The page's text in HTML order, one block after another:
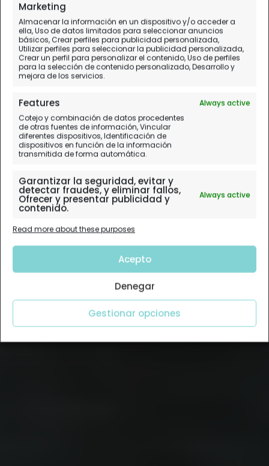
Marketing
Almacenar la información en un dispositivo y/o acceder a
ella, Uso de datos limitados para seleccionar anuncios
básicos, Crear perfiles para publicidad personalizada,
Utilizar perfiles para seleccionar la publicidad personalizada,
Crear un perfil para personalizar el contenido, Uso de perfiles
para la selección de contenido personalizado, Desarrollo y
mejora de los servicios.
Features
Always active
Cotejo y combinación de datos procedentes
de otras fuentes de información, Vincular
diferentes dispositivos, Identificación de
dispositivos en función de la información
transmitida de forma automática.
Garantizar la seguridad, evitar y
detectar fraudes, y eliminar fallos,
Ofrecer y presentar publicidad y
contenido.
Always active
Read more about these purposes
Acepto
Denegar
Gestionar opciones